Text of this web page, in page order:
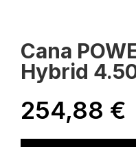
Cana
Hybrid
254,88 €